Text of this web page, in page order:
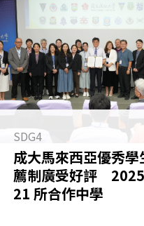
SDG4
成大馬來西亞優秀
薦制廣受好評
21 所合作中學